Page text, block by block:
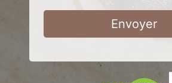
Envoyer